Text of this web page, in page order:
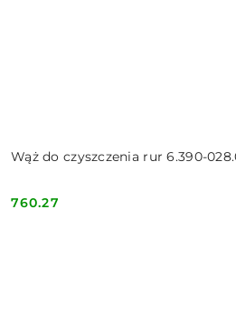
Wąż do czyszczenia rur 6.390-
Cena:
760.27